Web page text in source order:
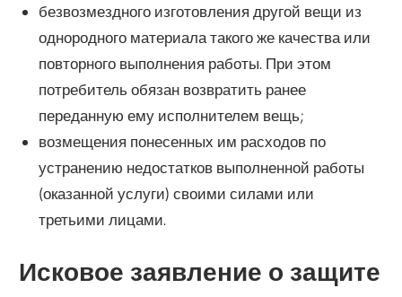
безвозмездного изготовления другой вещи из
однородного материала такого же качества или
повторного выполнения работы. При этом
потребитель обязан возвратить ранее
переданную ему исполнителем вещь;
возмещения понесенных им расходов по
устранению недостатков выполненной работы
(оказанной услуги) своими силами или
третьими лицами.
Исковое заявление о защите